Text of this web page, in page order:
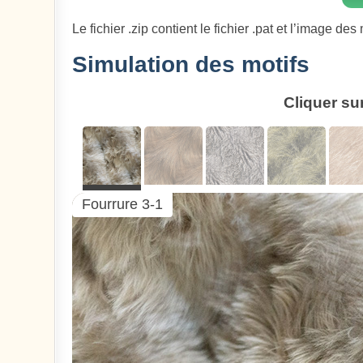
Le fichier .zip contient le fichier .pat et l’image des
Simulation des motifs
Cliquer
Fourrure 3-1